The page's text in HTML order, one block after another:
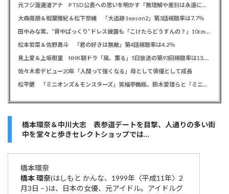
元フジ渡邊渚アナ PTSD公表への思いを明かす「無理解や差別は永遠に変わらない」「同じ病気になったことのない人間にはわからない」
大森南朋＆相葉雅紀＆松下奈緒 「大追跡 Season2」第3話視聴率は7.7％
田中みな実、“背中ぱっくり”ドレス披露も「こけたらどうすんの？」10cm超ヒールに心配の声寄せられる
松本若菜＆佐野勇斗 「君の好きは無敵」第4話視聴率は4.2％
見上愛＆上坂樹里 NHK朝ドラ「風、薫る」5日放送の第93回視聴率は13.5％
佐々木希デビュー20年「人間って強くなる」母として俳優として成長
松平健 「ミニオンズ＆モンスターズ」笑福亭鶴瓶、鈴木愛理らと「ミニおんど」披露も「サンバの方が楽」と本音
橋本環奈＆中川大志 表参道デートを目撃、人通りの多い街
中を堂々と歩きセレクトショップでは…
橋本環奈
橋本環奈(はしもと かんな、1999年〈平成11年〉2
月3日 – )は、日本の女優、元アイドル。アイドルグ